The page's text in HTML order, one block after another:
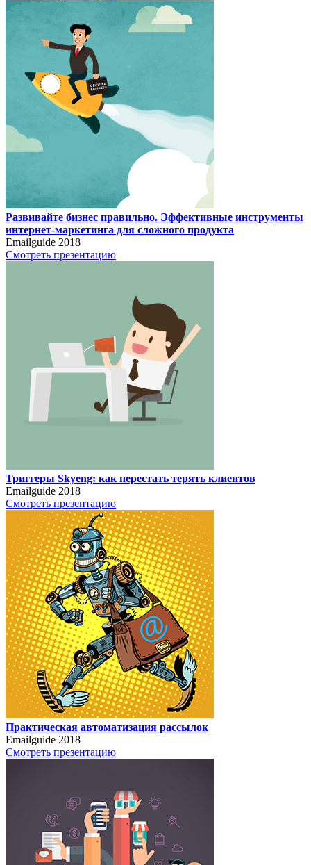
Развивайте бизнес правильно. Эффективные инструменты
интернет-маркетинга для сложного продукта
Emailguide 2018
Смотреть презентацию
Триггеры Skyeng: как перестать терять клиентов
Emailguide 2018
Смотреть презентацию
Практическая автоматизация рассылок
Emailguide 2018
Смотреть презентацию